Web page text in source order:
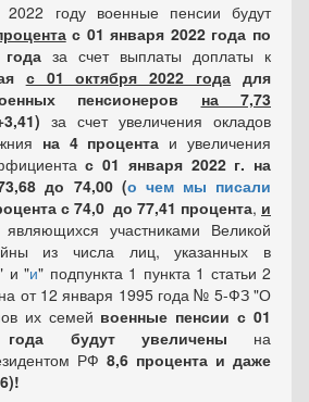
году военные пенсии будут
с 01 января 2022 года по
за счет выплаты доплаты к
с 01 октября 2022 года для
пенсионеров на 7,73
за счет увеличения окладов
на 4 процента и увеличения
с 01 января 2022 г. на
до 74,00 (о чем мы писали
с 74,0 до 77,41 процента, и
участниками Великой
из числа лиц, указанных в
и "и" подпункта 1 пункта 1 статьи 2
от 12 января 1995 года № 5-ФЗ "О
их семей военные пенсии с 01
будут увеличены на
РФ 8,6 процента и даже